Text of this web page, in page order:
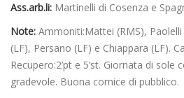
Ass.arb.li: Martinelli di Cosenza e
Note: Ammoniti:Mattei (RMS),
(LF), Persano (LF) e Chiappara (LF).
Recupero:2’pt e 5’st. Giornata di sole
gradevole. Buona cornice di pubblico.